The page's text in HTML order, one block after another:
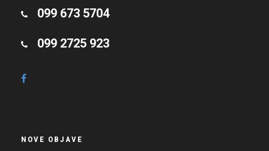
099 673 5704
099 2725 923
NOVE OBJAVE